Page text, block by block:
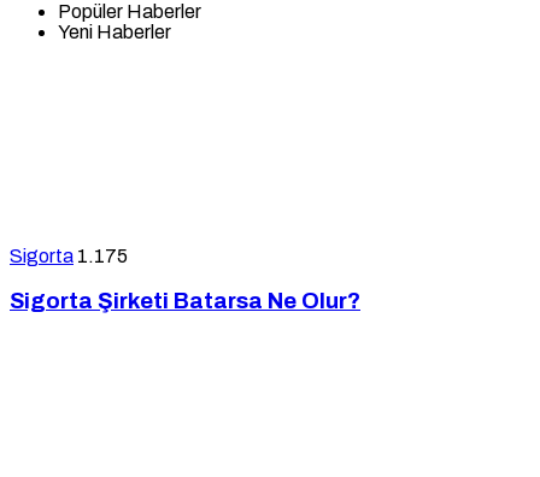
Popüler Haberler
Yeni Haberler
Sigorta 1.175
Sigorta Şirketi Batarsa Ne Olur?